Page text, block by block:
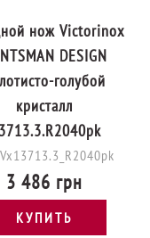
нож Victorinox
DESIGN
голубой
кристалл
3 486 грн
КУПИТЬ